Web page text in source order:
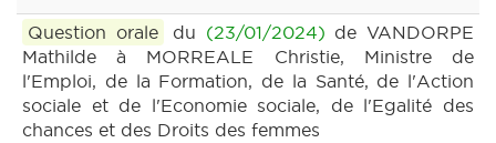
Question orale du (23/01/2024) de VANDORPE
Mathilde à MORREALE Christie, Ministre de
l'Emploi, de la Formation, de la Santé, de l'Action
sociale et de l'Economie sociale, de l'Egalité des
chances et des Droits des femmes